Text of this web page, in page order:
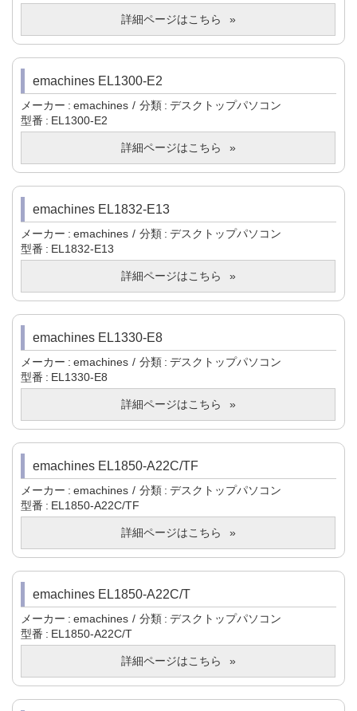
詳細ページはこちら
emachines EL1300-E2
メーカー emachines 分類
デスクトップパソコン
型番
EL1300-E2
詳細ページはこちら
emachines EL1832-E13
メーカー emachines 分類
デスクトップパソコン
型番
EL1832-E13
詳細ページはこちら
emachines EL1330-E8
メーカー emachines 分類
デスクトップパソコン
型番
EL1330-E8
詳細ページはこちら
emachines EL1850-A22C/TF
メーカー emachines 分類
デスクトップパソコン
型番
EL1850-A22C/TF
詳細ページはこちら
emachines EL1850-A22C/T
メーカー emachines 分類
デスクトップパソコン
型番
EL1850-A22C/T
詳細ページはこちら